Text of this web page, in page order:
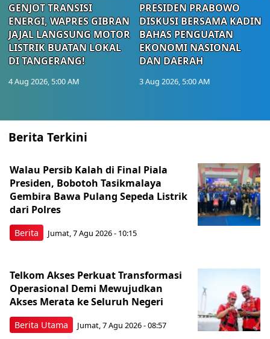
GENJOT TRANSISI
ENERGI, WAPRES GIBRAN
JAJAL LANGSUNG MOTOR
LISTRIK BUATAN LOKAL
DI TANGERANG!
4 Aug 2026, 5:00 AM
PRESIDEN PRABOWO
DISKUSI BERSAMA KADIN
BAHAS PENGUATAN
EKONOMI NASIONAL
DAN DAERAH
3 Aug 2026, 5:00 AM
Berita Terkini
Berita
Walau Persib Kalah di Final Piala
Presiden, Bobotoh Tasikmalaya
Gembira Bawa Pulang Sepeda Listrik
dari Polres
Jumat, 7 Agu 2026 - 10:15
Berita Utama
Telkom Akses Perkuat Transformasi
Operasional Demi Mewujudkan
Akses Merata ke Seluruh Negeri
Jumat, 7 Agu 2026 - 08:57